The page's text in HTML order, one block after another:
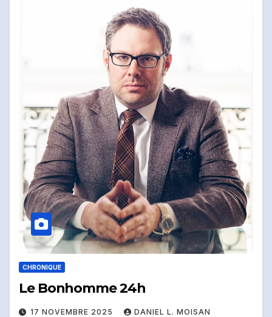
CHRONIQUE
Le Bonhomme 24h
17 NOVEMBRE 2025 DANIEL L. MOISAN